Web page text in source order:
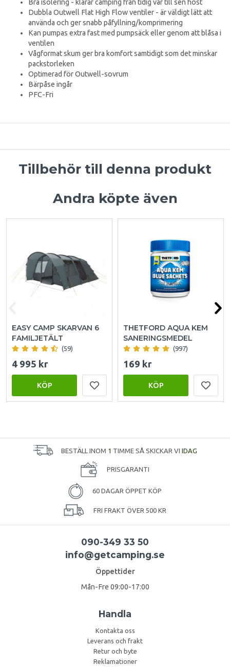
Bra isolering - klarar camping från tidig vår till sen höst
Dubbla Outwell Flat High Flow ventiler - är väldigt lätt att
använda och ger snabb påfyllning/komprimering
Kan pumpas extra fast med pumpsäck eller genom att blåsa i
ventilen
Vågformat skum ger bra komfort samtidigt som det minskar
packstorleken
Optimerad för Outwell-sovrum
Bärpåse ingår
PFC-Fri
Tillbehör till denna produkt
Andra köpte även
EASY CAMP SKARVAN 6
FAMILJETÄLT
(59)
4 995 kr
KÖP
THETFORD AQUA KEM
SANERINGSMEDEL
(997)
169 kr
KÖP
BESTÄLL INOM 1 TIMME SÅ SKICKAR VI IDAG
PRISGARANTI
60 DAGAR ÖPPET KÖP
FRI FRAKT ÖVER 500 KR
090-349 33 50
info@getcamping.se
Öppettider
Mån-Fre 09:00-17:00
Handla
Kontakta oss
Leverans och frakt
Retur och byte
Reklamationer